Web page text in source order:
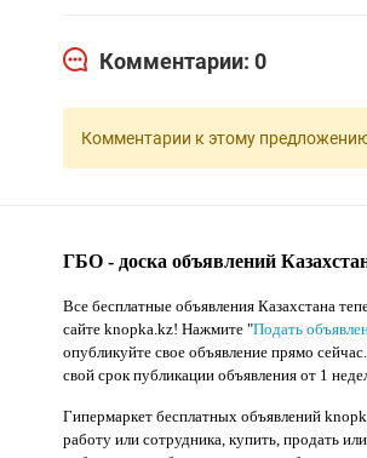
Комментарии: 0
Комментарии к этому
ГБО - доска объявлений
Все бесплатные объявления Казахстана
сайте knopka.kz! Нажмите "Подать
опубликуйте свое объявление прямо
свой срок публикации объявления от 1
Гипермаркет бесплатных объявлений
работу или сотрудника, купить, продать